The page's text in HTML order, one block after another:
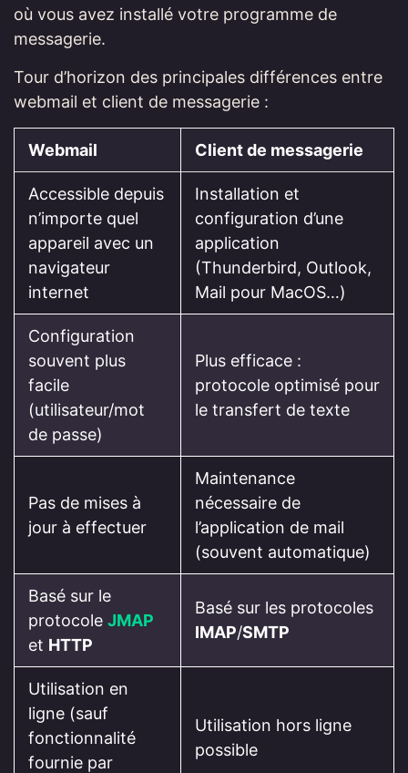
où vous avez installé votre programme de
messagerie.
Tour d’horizon des principales différences entre
webmail et client de messagerie :
Webmail Client de messagerie
Accessible depuis
n’importe quel
appareil avec un
navigateur
internet
Installation et
configuration d’une
application
(Thunderbird, Outlook,
Mail pour MacOS…)
Configuration
souvent plus
facile
(utilisateur/mot
de passe)
Plus efficace :
protocole optimisé pour
le transfert de texte
Pas de mises à
jour à effectuer
Maintenance
nécessaire de
l’application de mail
(souvent automatique)
Basé sur le
protocole JMAP
et HTTP
Basé sur les protocoles
IMAP/SMTP
Utilisation en
ligne (sauf
fonctionnalité
fournie par
Utilisation hors ligne
possible